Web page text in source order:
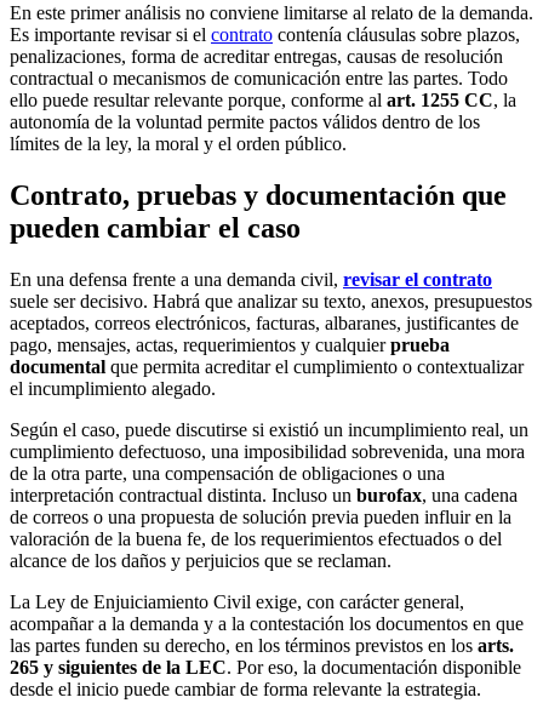
En este primer análisis no conviene limitarse al relato de la demanda.
Es importante revisar si el contrato contenía cláusulas sobre plazos,
penalizaciones, forma de acreditar entregas, causas de resolución
contractual o mecanismos de comunicación entre las partes. Todo
ello puede resultar relevante porque, conforme al art. 1255 CC, la
autonomía de la voluntad permite pactos válidos dentro de los
límites de la ley, la moral y el orden público.
Contrato, pruebas y documentación que
pueden cambiar el caso
En una defensa frente a una demanda civil, revisar el contrato
suele ser decisivo. Habrá que analizar su texto, anexos, presupuestos
aceptados, correos electrónicos, facturas, albaranes, justificantes de
pago, mensajes, actas, requerimientos y cualquierprueba
documental que permita acreditar el cumplimiento o contextualizar
el incumplimiento alegado.
Según el caso, puede discutirse si existió un incumplimiento real, un
cumplimiento defectuoso, una imposibilidad sobrevenida, una mora
de la otra parte, una compensación de obligaciones o una
interpretación contractual distinta. Incluso un burofax, una cadena
de correos o una propuesta de solución previa pueden influir en la
valoración de la buena fe, de los requerimientos efectuados o del
alcance de los daños y perjuicios que se reclaman.
La Ley de Enjuiciamiento Civil exige, con carácter general,
acompañar a la demanda y a la contestación los documentos en que
las partes funden su derecho, en los términos previstos en los arts.
265 y siguientes de la LEC. Por eso, la documentación disponible
desde el inicio puede cambiar de forma relevante la estrategia.